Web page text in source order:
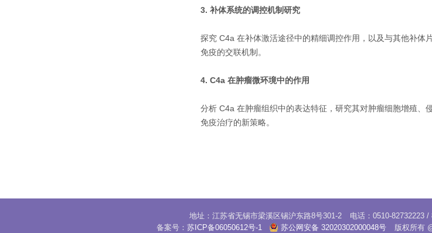
3. 补体系统的调控机制研究
探究 C4a 在补体激活途径中的精细调控作用，以及与其他补
免疫的交联机制。
4. C4a 在肿瘤微环境中的作用
分析 C4a 在肿瘤组织中的表达特征，研究其对肿瘤细胞增殖
免疫治疗的新策略。
地址：江苏省无锡市梁溪区锡沪东路8号301-2 电话：0510-82732223 /
备案号： 苏ICP备06050612号-1 苏公网安备 32020302000048号 版权所有